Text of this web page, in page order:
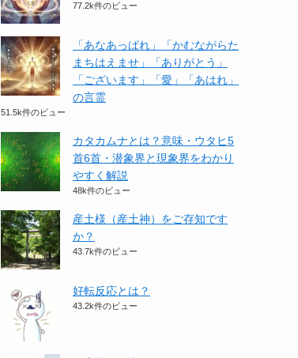
77.2k件のビュー
「あなあっぱれ」「かむながらた
まちはえませ」「ありがとう」
「ございます」「愛」「あはれ」
の言霊
51.5k件のビュー
カタカムナとは？意味・ウタヒ5
首6首・潜象界と現象界をわかり
やすく解説
48k件のビュー
産土様（産土神）をご存知です
か？
43.7k件のビュー
好転反応とは？
43.2k件のビュー